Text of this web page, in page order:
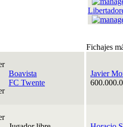
Fichajes
Boavista
FC Twente
Javier